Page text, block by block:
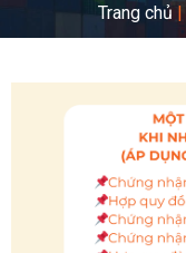
Trang chủ |